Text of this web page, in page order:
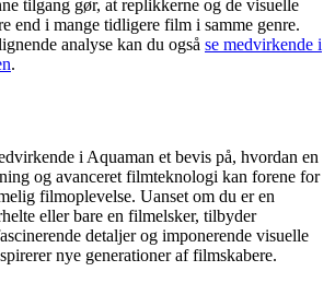
tilgang gør, at replikkerne og de visuelle
end i mange tidligere film i samme genre.
analyse kan du også se medvirkende i
.
i Aquaman et bevis på, hvordan en
og avanceret filmteknologi kan forene for
filmoplevelse. Uanset om du er en
eller bare en filmelsker, tilbyder
detaljer og imponerende visuelle
nye generationer af filmskabere.